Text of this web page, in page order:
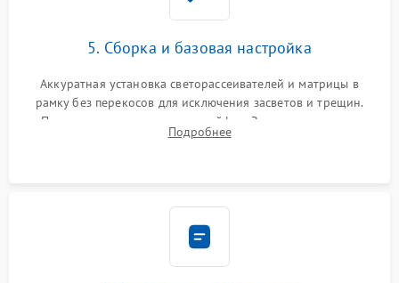
5. Сборка и базовая настройка
Аккуратная установка светорассеивателей и матрицы в
рамку без перекосов для исключения засветов и трещин.
Подключение внутренних шлейфов. Закрытие корпуса.
Сброс настроек и обновление программного обеспечения.
Подробнее